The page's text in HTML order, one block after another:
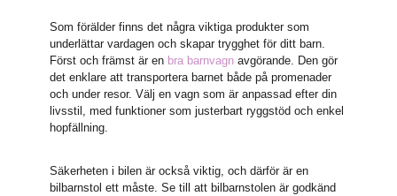
Som förälder finns det några viktiga produkter som
underlättar vardagen och skapar trygghet för ditt barn.
Först och främst är en bra barnvagnavgörande. Den gör
det enklare att transportera barnet både på promenader
och under resor. Välj en vagn som är anpassad efter din
livsstil, med funktioner som justerbart ryggstöd och enkel
hopfällning.
Säkerheten i bilen är också viktig, och därför är en
bilbarnstol ett måste. Se till att bilbarnstolen är godkänd